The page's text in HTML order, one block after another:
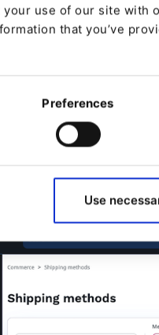
use of our site with
that you’ve
Preferences
Use
d'expédition
du back-
et des flux de